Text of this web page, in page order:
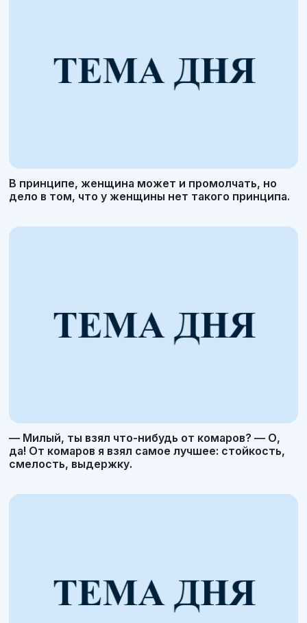
В принципе, женщина может и промолчать, но
дело в том, что у женщины нет такого принципа.
— Милый, ты взял что-нибудь от комаров? — О,
да! От комаров я взял самое лучшее: стойкость,
смелость, выдержку.